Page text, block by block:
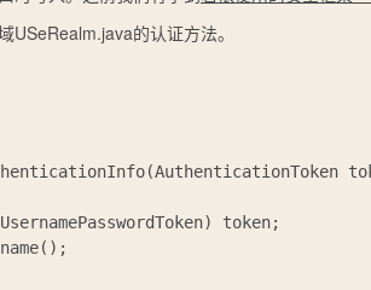
USeRealm.java的认证方法。